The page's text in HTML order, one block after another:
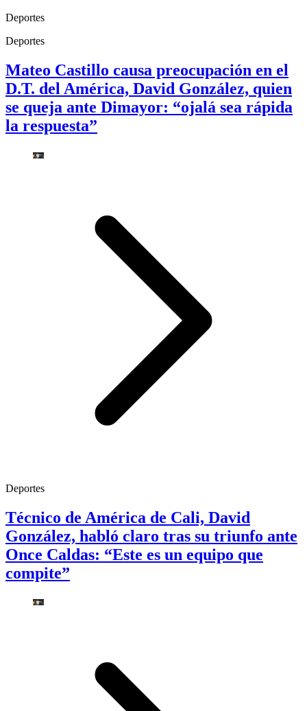
Deportes
Deportes
Mateo Castillo causa preocupación en el
D.T. del América, David González, quien
se queja ante Dimayor: “ojalá sea rápida
la respuesta”
Deportes
Técnico de América de Cali, David
González, habló claro tras su triunfo ante
Once Caldas: “Este es un equipo que
compite”